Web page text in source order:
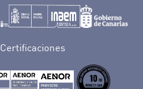
Certificaciones